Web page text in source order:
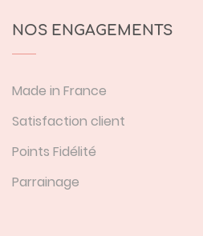
NOS ENGAGEMENTS
Made in France
Satisfaction client
Points Fidélité
Parrainage